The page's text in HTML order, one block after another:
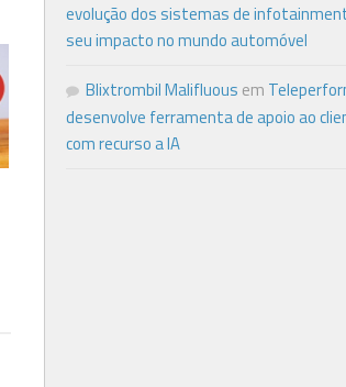
evolução dos sistemas de
seu impacto no mundo automóvel
Blixtrombil Malifluous em
desenvolve ferramenta de apoio ao
com recurso a IA